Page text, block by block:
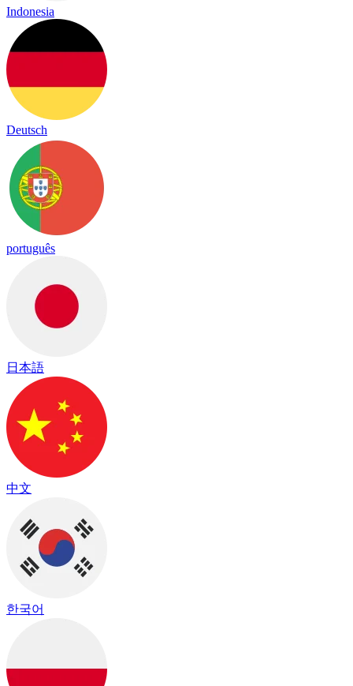
Indonesia
Deutsch
português
日本語
中文
한국어